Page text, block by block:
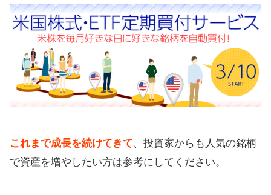
これまで成長を続けてきて、投資家からも人気の銘柄
で資産を増やしたい方は参考にしてください。